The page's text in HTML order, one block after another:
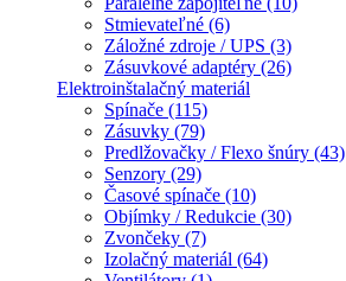
Stmievateľné (6)
Záložné zdroje / UPS (3)
Zásuvkové adaptéry (26)
Elektroinštalačný materiál
Spínače (115)
Zásuvky (79)
Predlžovačky / Flexo šnúry (43)
Senzory (29)
Časové spínače (10)
Objímky / Redukcie (30)
Zvončeky (7)
Izolačný materiál (64)